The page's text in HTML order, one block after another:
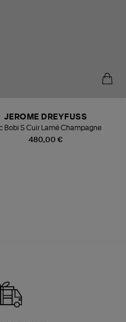
480,00 €
JEROME DREYFUSS
Bobi S Cuir Lamé Champagne